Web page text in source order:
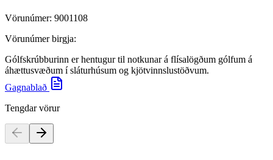
Vörunúmer: 9001108
Vörunúmer birgja:
Gólfskrúbburinn er hentugur til notkunar á flísalögðum gólfum á
áhættusvæðum í sláturhúsum og kjötvinnslustöðvum.
Gagnablað
Tengdar vörur